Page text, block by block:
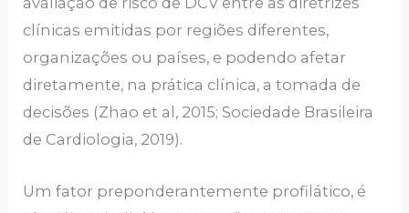
clínicas emitidas por regiões diferentes,
organizações ou países, e podendo afetar
diretamente, na prática clínica, a tomada de
decisões (Zhao et al, 2015; Sociedade Brasileira
de Cardiologia, 2019).
Um fator preponderantemente profilático, é